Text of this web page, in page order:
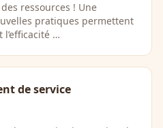
ressources ! Une
pratiques permettent
…
de service